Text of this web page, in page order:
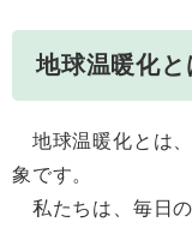
地球温暖化と
地球温暖化とは
象です。
私たちは、毎日